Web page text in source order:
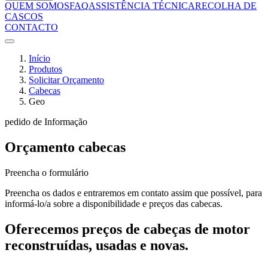
QUEM SOMOSFAQASSISTÊNCIA TÉCNICARECOLHA DE
CASCOS
CONTACTO
Início
Produtos
Solicitar Orçamento
Cabecas
Geo
pedido de Informação
Orçamento cabecas
Preencha o formulário
Preencha os dados e entraremos em contato assim que possível, para
informá-lo/a sobre a disponibilidade e preços das cabecas.
Oferecemos preços de cabeças de motor
reconstruídas, usadas e novas.